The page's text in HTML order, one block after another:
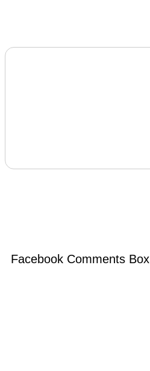
Facebook Comments Box